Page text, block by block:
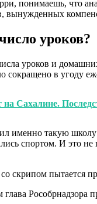
понимаешь, что
вынужденных
уроков?
уроков и
сокращено в угоду
на Сахалине.
именно такую
спортом. И это
скрипом пытается